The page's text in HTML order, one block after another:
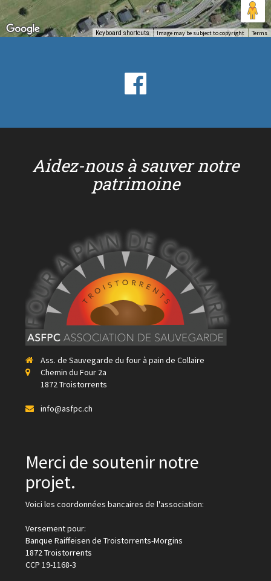
Keyboard shortcuts Image may be subject to copyright Terms
Aidez-nous à sauver notre
patrimoine
Ass. de Sauvegarde du four à pain de Collaire
Chemin du Four 2a
1872 Troistorrents
info@asfpc.ch
Merci de soutenir notre
projet.
Voici les coordonnées bancaires de l'association:
Versement pour:
Banque Raiffeisen de Troistorrents-Morgins
1872 Troistorrents
CCP 19-1168-3